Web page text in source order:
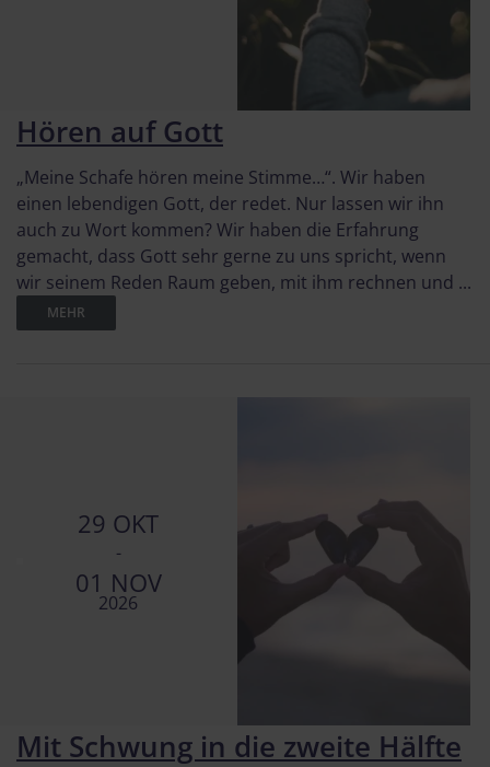
Hören auf Gott
„Meine Schafe hören meine Stimme…“. Wir haben
einen lebendigen Gott, der redet. Nur lassen wir ihn
auch zu Wort kommen? Wir haben die Erfahrung
gemacht, dass Gott sehr gerne zu uns spricht, wenn
wir seinem Reden Raum geben, mit ihm rechnen und ...
MEHR
29 OKT
-
01 NOV
2026
Mit Schwung in die zweite Hälfte